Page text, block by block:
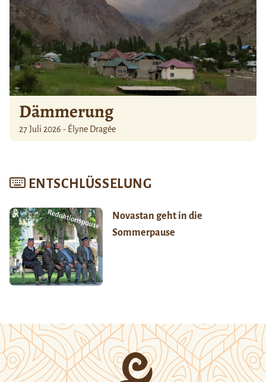
Dämmerung
27 Juli 2026 - Élyne Dragée
ENTSCHLÜSSELUNG
Novastan geht in die
Sommerpause